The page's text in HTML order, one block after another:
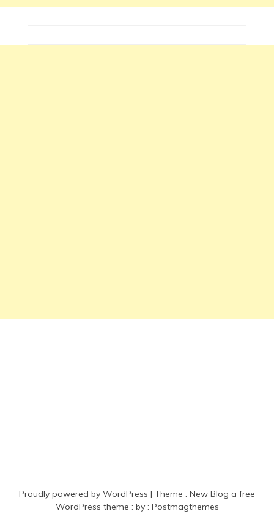
Proudly powered by WordPress | Theme : New Blog a free
WordPress theme : by : Postmagthemes